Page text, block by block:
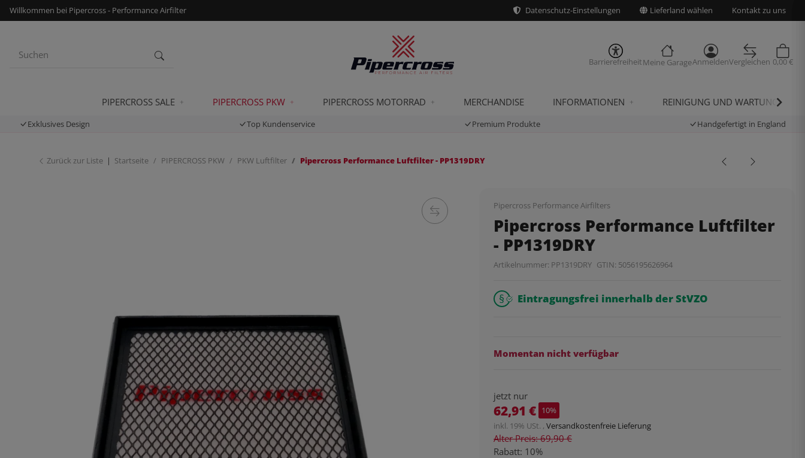
Willkommen bei Pipercross - Performance Airfilter Datenschutz-Einstellungen Lieferland wählen Kontakt zu uns
BarrierefreiheitMeine GarageAnmeldenVergleichen 0,00 €
PIPERCROSS SALE PIPERCROSS PKW PIPERCROSS MOTORRAD MERCHANDISE INFORMATIONEN REINIGUNG UND WARTUNG
Exklusives Design Top Kundenservice Premium Produkte Handgefertigt in England
Zurück zur Liste Startseite PIPERCROSS PKW PKW Luftfilter Pipercross Performance Luftfilter - PP1319DRY
Pipercross Performance Airfilters
Pipercross Performance Luftfilter
- PP1319DRY
Artikelnummer: PP1319DRY GTIN: 5056195626964
Eintragungsfrei innerhalb der StVZO
Momentan nicht verfügbar
jetzt nur
62,91 € 10%
inkl. 19% USt. , Versandkostenfreie Lieferung
Alter Preis: 69,90 €
Rabatt: 10%